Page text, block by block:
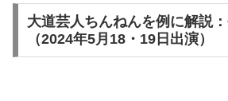
大道芸人ちんねんを例に解説
（2024年5月18・19日出演）